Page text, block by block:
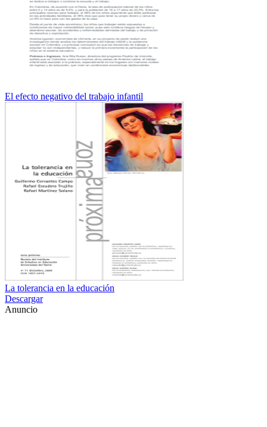
El efecto negativo del trabajo infantil
La tolerancia en la educación
Descargar
Anuncio